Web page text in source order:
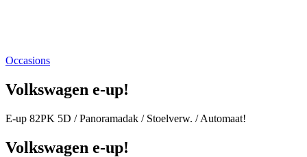
Occasions
Volkswagen e-up!
E-up 82PK 5D / Panoramadak / Stoelverw. / Automaat!
Volkswagen e-up!